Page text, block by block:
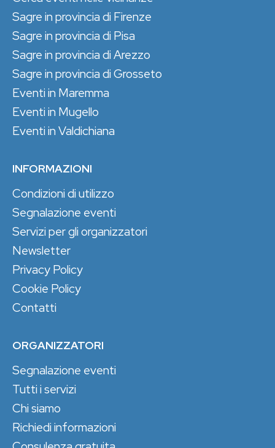
Sagre in provincia di Firenze
Sagre in provincia di Pisa
Sagre in provincia di Arezzo
Sagre in provincia di Grosseto
Eventi in Maremma
Eventi in Mugello
Eventi in Valdichiana
INFORMAZIONI
Condizioni di utilizzo
Segnalazione eventi
Servizi per gli organizzatori
Newsletter
Privacy Policy
Cookie Policy
Contatti
ORGANIZZATORI
Segnalazione eventi
Tutti i servizi
Chi siamo
Richiedi informazioni